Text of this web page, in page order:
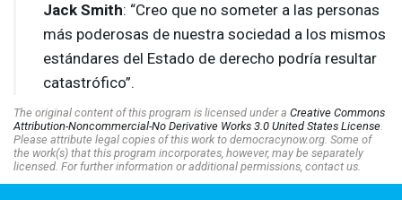
Jack Smith: “Creo que no someter a las personas
más poderosas de nuestra sociedad a los mismos
estándares del Estado de derecho podría resultar
catastrófico”.
The original content of this program is licensed under a Creative Commons
Attribution-Noncommercial-No Derivative Works 3.0 United States License.
Please attribute legal copies of this work to democracynow.org. Some of
the work(s) that this program incorporates, however, may be separately
licensed. For further information or additional permissions, contact us.